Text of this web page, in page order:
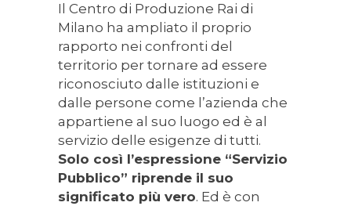
Il Centro di Produzione Rai di
Milano ha ampliato il proprio
rapporto nei confronti del
territorio per tornare ad essere
riconosciuto dalle istituzioni e
dalle persone come l’azienda che
appartiene al suo luogo ed è al
servizio delle esigenze di tutti.
Solo così l’espressione “Servizio
Pubblico” riprende il suo
significato più vero. Ed è con